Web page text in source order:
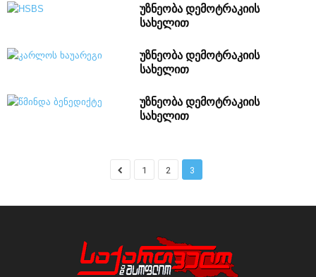
უზნეობა დემოტრაკიის
სახელით
უზნეობა დემოტრაკიის
სახელით
უზნეობა დემოტრაკიის
სახელით
1 2 3